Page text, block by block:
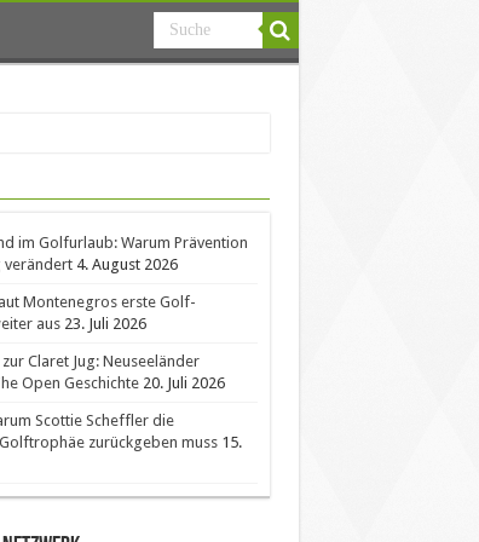
im Golfurlaub: Warum Prävention
verändert 4. August 2026
Montenegros erste Golf-
aus 23. Juli 2026
Claret Jug: Neuseeländer
Open Geschichte 20. Juli 2026
Scottie Scheffler die
zurückgeben muss 15.